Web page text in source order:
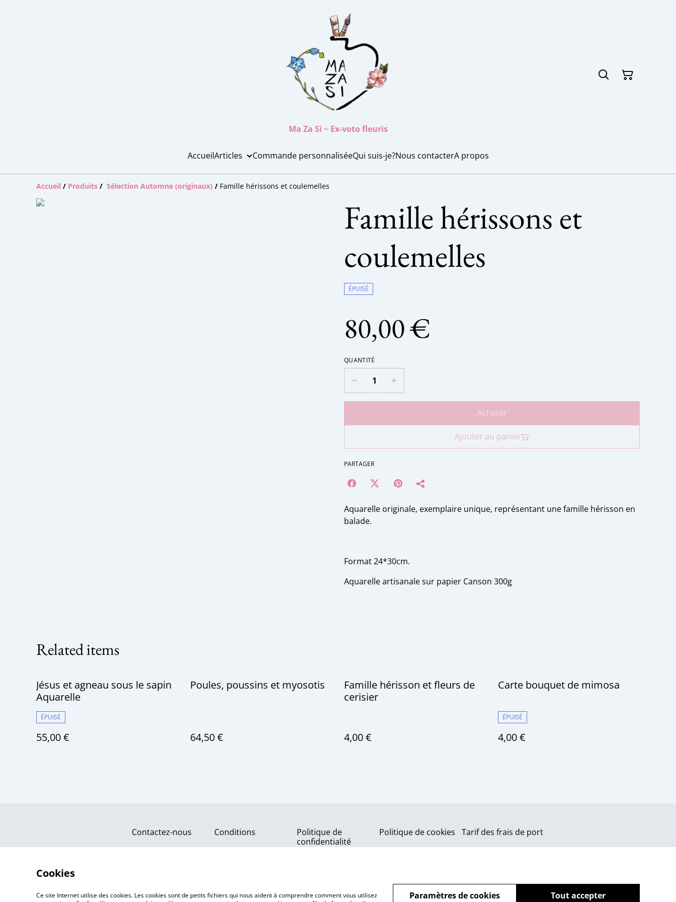
Ma Za Si ~ Ex-voto fleuris
AccueilArticles Commande personnaliséeQui suis-je?Nous contacterA propos
Accueil / Produits / Sélection Automne (originaux) / Famille hérissons et coulemelles
Famille hérissons et
coulemelles
ÉPUISÉ
80,00 €
QUANTITÉ
Acheter
Ajouter au panier
PARTAGER
Aquarelle originale, exemplaire unique, représentant une famille hérisson en
balade.
Format 24*30cm.
Aquarelle artisanale sur papier Canson 300g
Related items
Jésus et agneau sous le sapin
Aquarelle
ÉPUISÉ
55,00 €
Poules, poussins et myosotis
64,50 €
Famille hérisson et fleurs de
cerisier
4,00 €
Carte bouquet de mimosa
ÉPUISÉ
4,00 €
Contactez-nous Conditions
Politique de
confidentialité
Politique de cookies Tarif des frais de port
Cookies
Ce site Internet utilise des cookies. Les cookies sont de petits fichiers qui nous aident à comprendre comment vous utilisez
Tout accepter
Paramètres de cookies